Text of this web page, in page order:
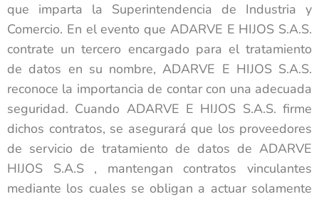
que imparta la Superintendencia de Industria y
Comercio. En el evento que ADARVE E HIJOS S.A.S.
contrate un tercero encargado para el tratamiento
de datos en su nombre, ADARVE E HIJOS S.A.S.
reconoce la importancia de contar con una adecuada
seguridad. Cuando ADARVE E HIJOS S.A.S. firme
dichos contratos, se asegurará que los proveedores
de servicio de tratamiento de datos de ADARVE
HIJOS S.A.S , mantengan contratos vinculantes
mediante los cuales se obligan a actuar solamente